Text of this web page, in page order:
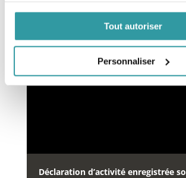
Tout autoriser
Personnaliser
Financement des
répertoireDataDock
à partir du 15/05/2019 sous le
0064234.
Déclaration d’activité enregistrée